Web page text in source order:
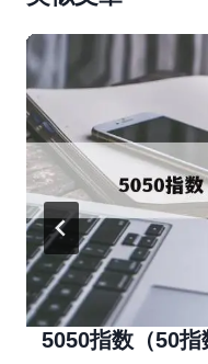
5050指数（50指